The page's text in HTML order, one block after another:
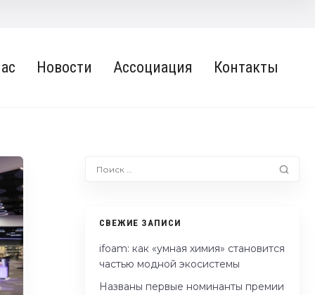
Новости Ассоциация Контакты
СВЕЖИЕ ЗАПИСИ
ifoam: как «умная химия» становится
частью модной экосистемы
Названы первые номинанты премии